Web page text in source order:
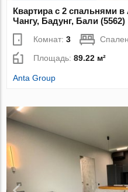
Квартира с 2 спальнями
Чангу, Бадунг, Бали (5562)
Комнат:3
Площадь:89.22 м²
Anta Group